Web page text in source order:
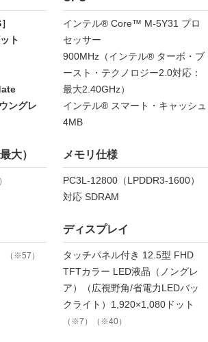
ト
ングレ
インテル® Core™ M-5Y31 プロ
セッサー
900MHz（インテル® ターボ・ブ
ースト・テクノロジー2.0対応：
最大2.40GHz）
インテル® スマート・キャッシュ
4MB
大） メモリ仕様
PC3L-12800（LPDDR3-1600）
対応 SDRAM
（※57）
ディスプレイ
タッチパネル付き 12.5型 FHD
TFTカラー LED液晶（ノングレ
ア）（広視野角/省電力LEDバッ
クライト）1,920×1,080ドット
（※7）（※40）